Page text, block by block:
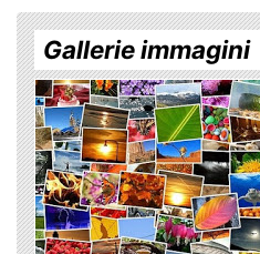
Gallerie immagini